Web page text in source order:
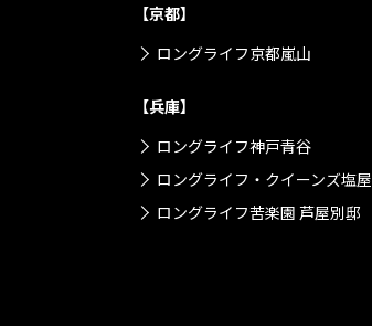
【京都】
ロングライフ京都嵐山
【兵庫】
ロングライフ神戸青谷
ロングライフ・クイーンズ塩屋
ロングライフ苦楽園 芦屋別邸